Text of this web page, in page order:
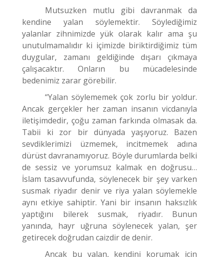
Mutsuzken mutlu gibi davranmak da
kendine yalan söylemektir. Söylediğimiz
yalanlar zihnimizde yük olarak kalır ama şu
unutulmamalıdır ki içimizde biriktirdiğimiz tüm
duygular, zamanı geldiğinde dışarı çıkmaya
çalışacaktır. Onların bu mücadelesinde
bedenimiz zarar görebilir.
“Yalan söylememek çok zorlu bir yoldur.
Ancak gerçekler her zaman insanın vicdanıyla
iletişimdedir, çoğu zaman farkında olmasak da.
Tabii ki zor bir dünyada yaşıyoruz. Bazen
sevdiklerimizi üzmemek, incitmemek adına
dürüst davranamıyoruz. Böyle durumlarda belki
de sessiz ve yorumsuz kalmak en doğrusu…
İslam tasavvufunda, söylenecek bir şey varken
susmak riyadır denir ve riya yalan söylemekle
aynı etkiye sahiptir. Yani bir insanın haksızlık
yaptığını bilerek susmak, riyadır. Bunun
yanında, hayr uğruna söylenecek yalan, şer
getirecek doğrudan caizdir de denir.
Ancak bu yalan, kendini korumak için